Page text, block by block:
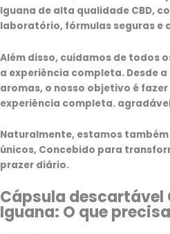
Iguana de alta qualidade CBD,
laboratório, fórmulas seguras e
Além disso, cuidamos de todos
a experiência completa. Desde
aromas, o nosso objetivo é
experiência completa.
Naturalmente, estamos
únicos, Concebido para
prazer diário.
Cápsula descartável
Iguana: O que